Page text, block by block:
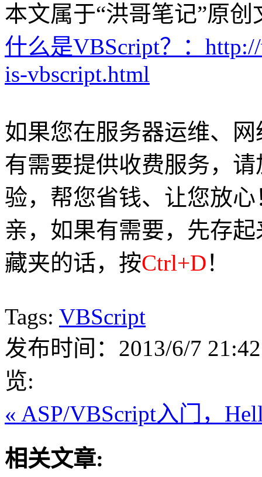
本文属于“洪哥笔记”原
什么是VBScript？：
is-vbscript.html
如果您在服务器运维、
有需要提供收费服务，
验，帮您省钱、让您放心
亲，如果有需要，先存
藏夹的话，按Ctrl+D！
Tags: VBScript
发布时间：2013/6/7
览:
« ASP/VBScript入门，
相关文章: